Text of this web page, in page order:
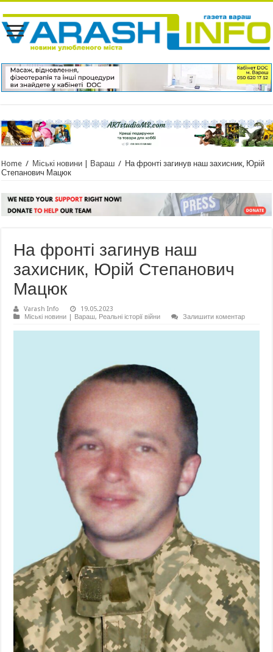
Home / Міські новини | Вараш / На фронті загинув наш захисник, Юрій
Степанович Мацюк
На фронті загинув наш
захисник, Юрій Степанович
Мацюк
Varash Info
19.05.2023
Міські новини | Вараш, Реальні історії війни Залишити коментар